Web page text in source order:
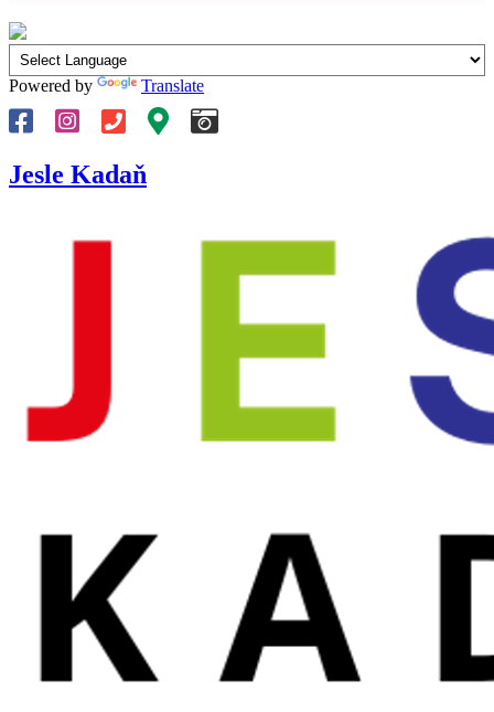
Powered by Translate
Jesle Kadaň